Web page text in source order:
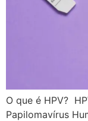
O que é HPV?
Papilomavírus